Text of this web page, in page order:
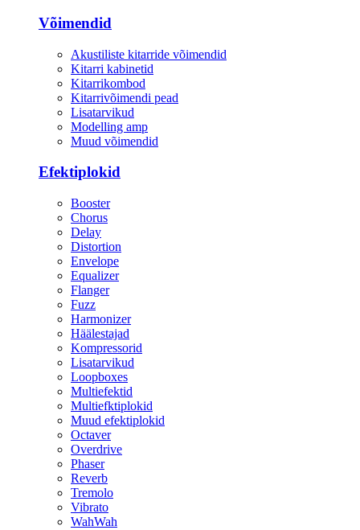
Võimendid
Akustiliste kitarride võimendid
Kitarri kabinetid
Kitarrikombod
Kitarrivõimendi pead
Lisatarvikud
Modelling amp
Muud võimendid
Efektiplokid
Booster
Chorus
Delay
Distortion
Envelope
Equalizer
Flanger
Fuzz
Harmonizer
Häälestajad
Kompressorid
Lisatarvikud
Loopboxes
Multiefektid
Multiefktiplokid
Muud efektiplokid
Octaver
Overdrive
Phaser
Reverb
Tremolo
Vibrato
WahWah